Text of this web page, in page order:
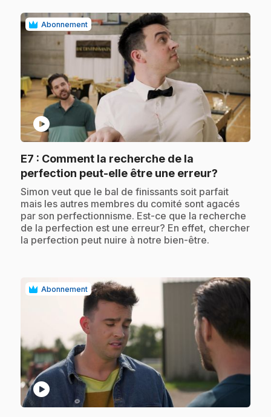
Abonnement
play_circle
E7 : Comment la recherche de la
perfection peut-elle être une erreur?
.Simon veut que le bal de finissants soit parfait
mais les autres membres du comité sont agacés
par son perfectionnisme. Est-ce que la recherche
de la perfection est une erreur? En effet, chercher
la perfection peut nuire à notre bien-être.
Abonnement
play_circle